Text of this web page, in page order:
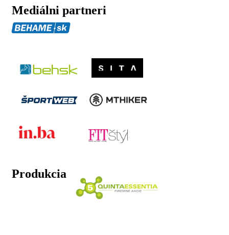
Mediálni partneri
Produkcia